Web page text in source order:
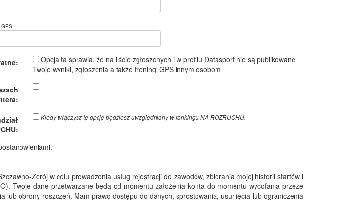
GPS
Opcja ta sprawia, że na liście zgłoszonych i w profilu Datasport nie są publikowane
Twoje wyniki, zgłoszenia a także treningi GPS innym osobom
Kiedy włączysz tę opcję będziesz uwzględniany w rankingu NA ROZRUCHU.
Zdrój w celu prowadzenia usług rejestracji do zawodów, zbierania mojej historii startów i
Twoje dane przetwarzane będą od momentu założenia konta do momentu wycofania przeze
obrony roszczeń. Mam prawo dostępu do danych, sprostowania, usunięcia lub ograniczenia